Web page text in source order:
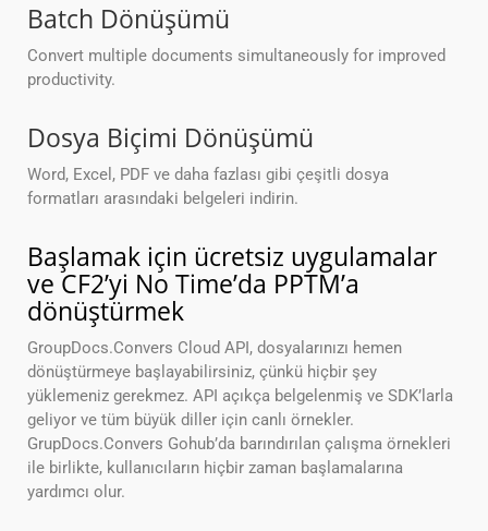
Batch Dönüşümü
Convert multiple documents simultaneously for improved
productivity.
Dosya Biçimi Dönüşümü
Word, Excel, PDF ve daha fazlası gibi çeşitli dosya
formatları arasındaki belgeleri indirin.
Başlamak için ücretsiz uygulamalar
ve CF2’yi No Time’da PPTM’a
dönüştürmek
GroupDocs.Convers Cloud API, dosyalarınızı hemen
dönüştürmeye başlayabilirsiniz, çünkü hiçbir şey
yüklemeniz gerekmez. API açıkça belgelenmiş ve SDK’larla
geliyor ve tüm büyük diller için canlı örnekler.
GrupDocs.Convers Gohub’da barındırılan çalışma örnekleri
ile birlikte, kullanıcıların hiçbir zaman başlamalarına
yardımcı olur.